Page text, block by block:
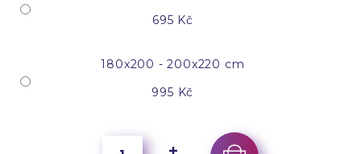
695 Kč
180x200 - 200x220 cm
995 Kč